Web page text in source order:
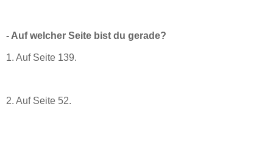
- Auf welcher Seite bist du gerade?
1. Auf Seite 139.
2. Auf Seite 52.